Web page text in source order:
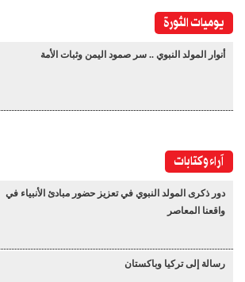
يوميات الثورة
أنوار المولد النبوي .. سر صمود اليمن وثبات الأمة
آراء وكتابات
دور ذكرى المولد النبوي في تعزيز حضور مبادئ الأنبياء في
واقعنا المعاصر
رسالة إلى تركيا وباكستان